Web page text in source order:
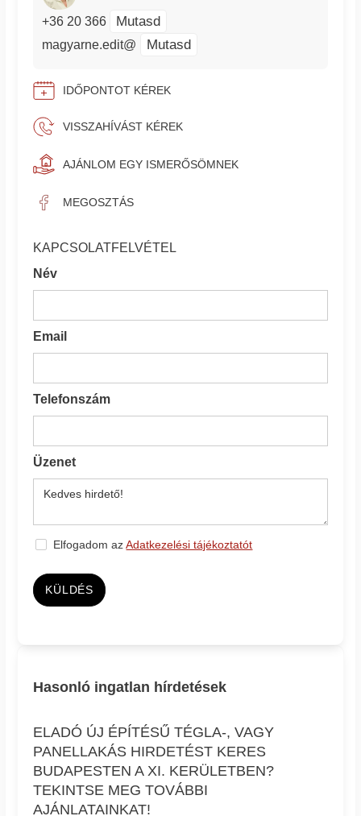
+36 20 366 Mutasd
magyarne.edit@ Mutasd
IDŐPONTOT KÉREK
VISSZAHÍVÁST KÉREK
AJÁNLOM EGY ISMERŐSÖMNEK
MEGOSZTÁS
KAPCSOLATFELVÉTEL
Név
Email
Telefonszám
Üzenet
Elfogadom azAdatkezelési tájékoztatót
KÜLDÉS
Hasonló ingatlan hírdetések
ELADÓ ÚJ ÉPÍTÉSŰ TÉGLA-, VAGY
PANELLAKÁS HIRDETÉST KERES
BUDAPESTEN A XI. KERÜLETBEN?
TEKINTSE MEG TOVÁBBI
AJÁNLATAINKAT!